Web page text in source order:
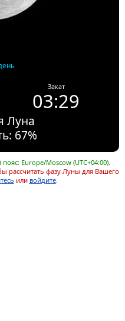
Закат
03:29
Луна
67%
Europe/Moscow (UTC+04:00).
рассчитать фазу Луны для Вашего
или войдите.